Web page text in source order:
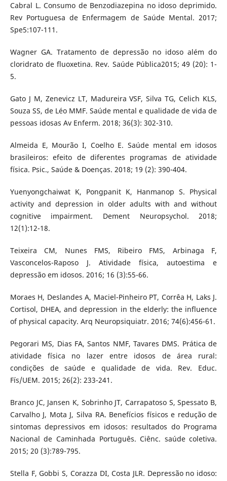
Cabral L. Consumo de Benzodiazepina no idoso deprimido.
Rev Portuguesa de Enfermagem de Saúde Mental. 2017;
Spe5:107-111.
Wagner GA. Tratamento de depressão no idoso além do
cloridrato de fluoxetina. Rev. Saúde Pública2015; 49 (20): 1-
5.
Gato J M, Zenevicz LT, Madureira VSF, Silva TG, Celich KLS,
Souza SS, de Léo MMF. Saúde mental e qualidade de vida de
pessoas idosas Av Enferm. 2018; 36(3): 302-310.
Almeida E, Mourão I, Coelho E. Saúde mental em idosos
brasileiros: efeito de diferentes programas de atividade
física. Psic., Saúde & Doenças. 2018; 19 (2): 390-404.
Yuenyongchaiwat K, Pongpanit K, Hanmanop S. Physical
activity and depression in older adults with and without
cognitive impairment. Dement Neuropsychol. 2018;
12(1):12-18.
Teixeira CM, Nunes FMS, Ribeiro FMS, Arbinaga F,
Vasconcelos-Raposo J. Atividade física, autoestima e
depressão em idosos. 2016; 16 (3):55-66.
Moraes H, Deslandes A, Maciel-Pinheiro PT, Corrêa H, Laks J.
Cortisol, DHEA, and depression in the elderly: the influence
of physical capacity. Arq Neuropsiquiatr. 2016; 74(6):456-61.
Pegorari MS, Dias FA, Santos NMF, Tavares DMS. Prática de
atividade física no lazer entre idosos de área rural:
condições de saúde e qualidade de vida. Rev. Educ.
Fís/UEM. 2015; 26(2): 233-241.
Branco JC, Jansen K, Sobrinho JT, Carrapatoso S, Spessato B,
Carvalho J, Mota J, Silva RA. Benefícios físicos e redução de
sintomas depressivos em idosos: resultados do Programa
Nacional de Caminhada Português. Ciênc. saúde coletiva.
2015; 20 (3):789-795.
Stella F, Gobbi S, Corazza DI, Costa JLR. Depressão no idoso: